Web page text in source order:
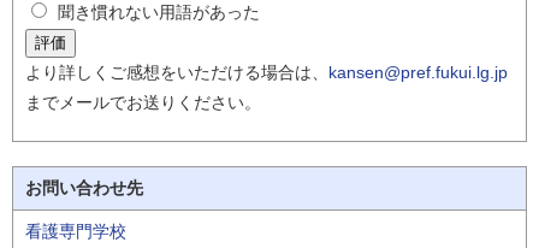
聞き慣れない用語があった
より詳しくご感想をいただける場合は、 kansen@pref.fukui.lg.jp
までメールでお送りください。
お問い合わせ先
看護専門学校